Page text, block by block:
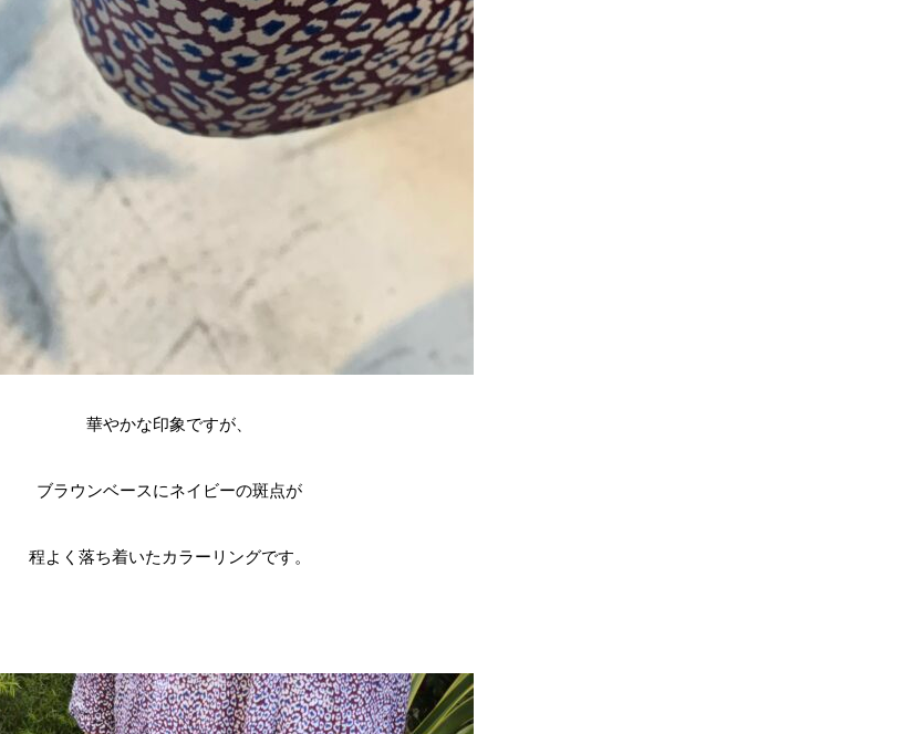
華やかな印象ですが、
ブラウンベースにネイビーの斑点が
程よく落ち着いたカラーリングです。